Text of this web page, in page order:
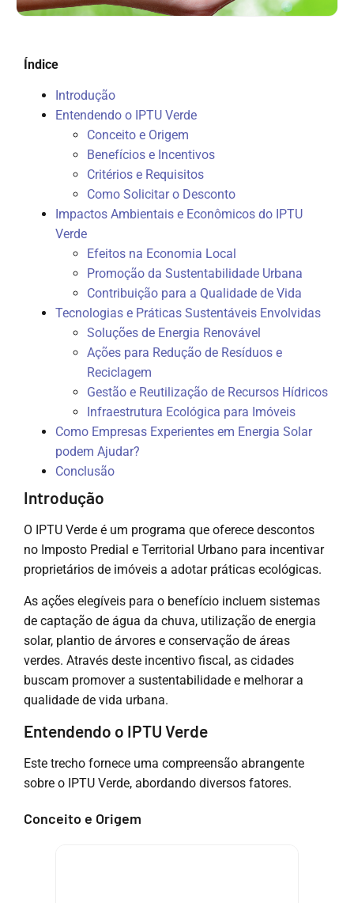
Índice
Introdução
Entendendo o IPTU Verde
Conceito e Origem
Benefícios e Incentivos
Critérios e Requisitos
Como Solicitar o Desconto
Impactos Ambientais e Econômicos do IPTU
Verde
Efeitos na Economia Local
Promoção da Sustentabilidade Urbana
Contribuição para a Qualidade de Vida
Tecnologias e Práticas Sustentáveis Envolvidas
Soluções de Energia Renovável
Ações para Redução de Resíduos e
Reciclagem
Gestão e Reutilização de Recursos Hídricos
Infraestrutura Ecológica para Imóveis
Como Empresas Experientes em Energia Solar
podem Ajudar?
Conclusão
Introdução
O IPTU Verde é um programa que oferece descontos
no Imposto Predial e Territorial Urbano para incentivar
proprietários de imóveis a adotar práticas ecológicas.
As ações elegíveis para o benefício incluem sistemas
de captação de água da chuva, utilização de energia
solar, plantio de árvores e conservação de áreas
verdes. Através deste incentivo fiscal, as cidades
buscam promover a sustentabilidade e melhorar a
qualidade de vida urbana.
Entendendo o IPTU Verde
Este trecho fornece uma compreensão abrangente
sobre o IPTU Verde, abordando diversos fatores.
Conceito e Origem